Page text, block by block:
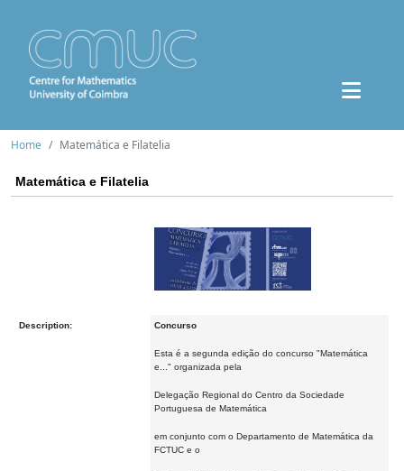
Home Matemática e Filatelia
Matemática e Filatelia
Description: Concurso
Esta é a segunda edição do concurso "Matemática
e..." organizada pela
Delegação Regional do Centro da Sociedade
Portuguesa de Matemática
em conjunto com o Departamento de Matemática da
FCTUC e o